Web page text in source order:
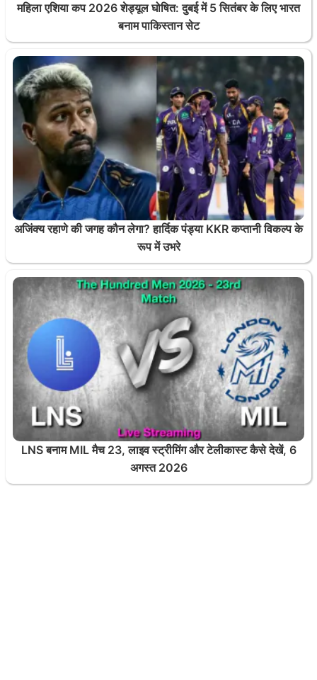
महिला एशिया कप 2026 शेड्यूल घोषित: दुबई में 5 सितंबर के लिए भारत
बनाम पाकिस्तान सेट
अजिंक्य रहाणे की जगह कौन लेगा? हार्दिक पंड्या KKR कप्तानी विकल्प के
रूप में उभरे
LNS बनाम MIL मैच 23, लाइव स्ट्रीमिंग और टेलीकास्ट कैसे देखें, 6
अगस्त 2026